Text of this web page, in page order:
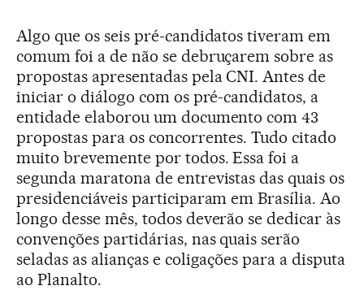
Algo que os seis pré-candidatos tiveram em
comum foi a de não se debruçarem sobre as
propostas apresentadas pela CNI. Antes de
iniciar o diálogo com os pré-candidatos, a
entidade elaborou um documento com 43
propostas para os concorrentes. Tudo citado
muito brevemente por todos. Essa foi a
segunda maratona de entrevistas das quais os
presidenciáveis participaram em Brasília. Ao
longo desse mês, todos deverão se dedicar às
convenções partidárias, nas quais serão
seladas as alianças e coligações para a disputa
ao Planalto.